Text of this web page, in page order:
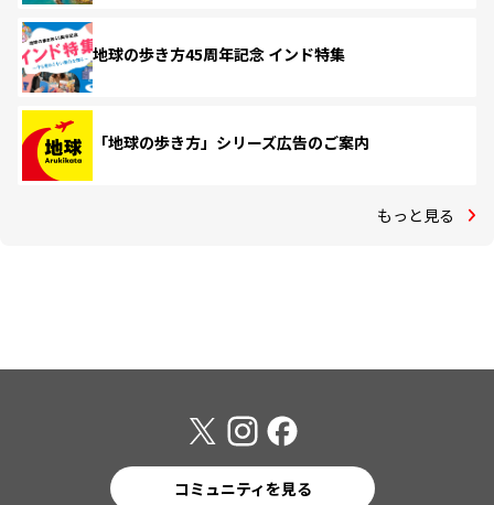
地球の歩き方45周年記念 インド特集
「地球の歩き方」シリーズ広告のご案内
もっと見る
コミュニティを見る